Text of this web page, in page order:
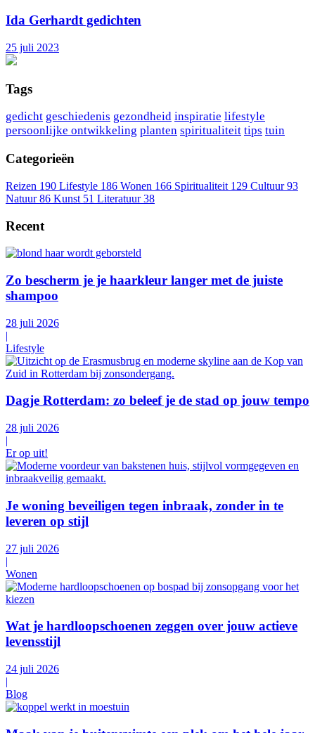
Ida Gerhardt gedichten
25 juli 2023
Tags
gedicht geschiedenis gezondheid inspiratie lifestyle
persoonlijke ontwikkeling planten spiritualiteit tips tuin
Categorieën
Reizen 190 Lifestyle 186 Wonen 166 Spiritualiteit 129 Cultuur 93
Natuur 86 Kunst 51 Literatuur 38
Recent
Zo bescherm je je haarkleur langer met de juiste
shampoo
28 juli 2026
|
Lifestyle
Dagje Rotterdam: zo beleef je de stad op jouw tempo
28 juli 2026
|
Er op uit!
Je woning beveiligen tegen inbraak, zonder in te
leveren op stijl
27 juli 2026
|
Wonen
Wat je hardloopschoenen zeggen over jouw actieve
levensstijl
24 juli 2026
|
Blog